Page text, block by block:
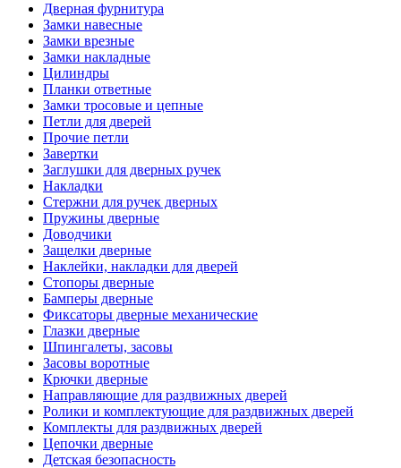
Дверная фурнитура
Замки навесные
Замки врезные
Замки накладные
Цилиндры
Планки ответные
Замки тросовые и цепные
Петли для дверей
Прочие петли
Завертки
Заглушки для дверных ручек
Накладки
Стержни для ручек дверных
Пружины дверные
Доводчики
Защелки дверные
Наклейки, накладки для дверей
Стопоры дверные
Бамперы дверные
Фиксаторы дверные механические
Глазки дверные
Шпингалеты, засовы
Засовы воротные
Крючки дверные
Направляющие для раздвижных дверей
Ролики и комплектующие для раздвижных дверей
Комплекты для раздвижных дверей
Цепочки дверные
Детская безопасность